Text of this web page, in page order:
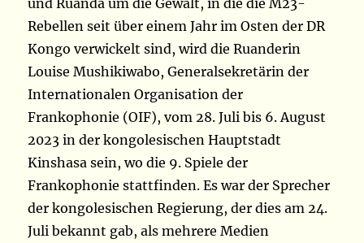
und Ruanda um die Gewalt, in die die M23-
Rebellen seit über einem Jahr im Osten der DR
Kongo verwickelt sind, wird die Ruanderin
Louise Mushikiwabo, Generalsekretärin der
Internationalen Organisation der
Frankophonie (OIF), vom 28. Juli bis 6. August
2023 in der kongolesischen Hauptstadt
Kinshasa sein, wo die 9. Spiele der
Frankophonie stattfinden. Es war der Sprecher
der kongolesischen Regierung, der dies am 24.
Juli bekannt gab, als mehrere Medien